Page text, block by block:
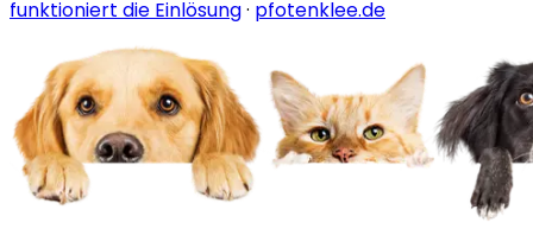
funktioniert die Einlösung· pfotenklee.de